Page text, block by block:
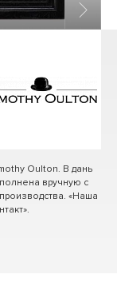
Oulton. В дань
вручную с
«Наша